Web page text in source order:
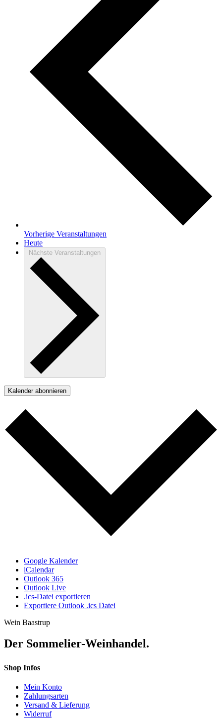
Vorherige Veranstaltungen
Heute
Nächste Veranstaltungen
Kalender abonnieren
Google Kalender
iCalendar
Outlook 365
Outlook Live
.ics-Datei exportieren
Exportiere Outlook .ics Datei
Wein Baastrup
Der Sommelier-Weinhandel.
Shop Infos
Mein Konto
Zahlungsarten
Versand & Lieferung
Widerruf